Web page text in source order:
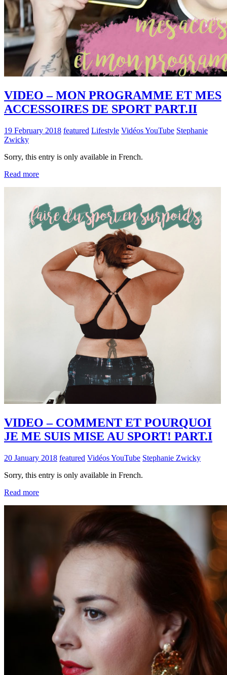
VIDEO – MON PROGRAMME ET MES
ACCESSOIRES DE SPORT PART.II
19 February 2018 featured Lifestyle Vidéos YouTube Stephanie
Zwicky
Sorry, this entry is only available in French.
Read more
VIDEO – COMMENT ET POURQUOI
JE ME SUIS MISE AU SPORT! PART.I
20 January 2018 featured Vidéos YouTube Stephanie Zwicky
Sorry, this entry is only available in French.
Read more